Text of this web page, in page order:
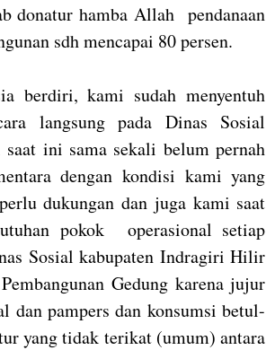
donatur hamba Allah pendanaan
sdh mencapai 80 persen.
berdiri, kami sudah menyentuh
langsung pada Dinas Sosial
ini sama sekali belum pernah
dengan kondisi kami yang
dukungan dan juga kami saat
pokok operasional setiap
Sosial kabupaten Indragiri Hilir
Gedung karena jujur
dan pampers dan konsumsi betul-
yang tidak terikat (umum) antara